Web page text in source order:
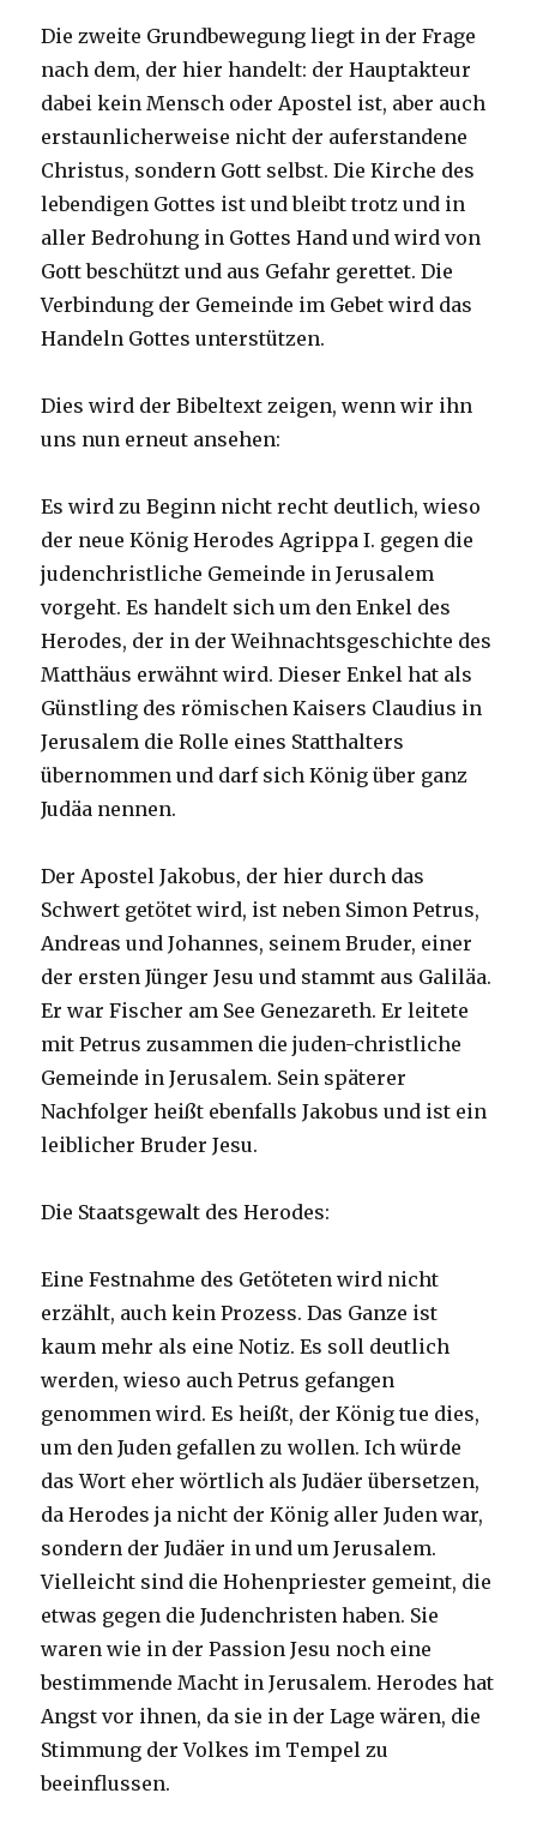
Die zweite Grundbewegung liegt in der Frage
nach dem, der hier handelt: der Hauptakteur
dabei kein Mensch oder Apostel ist, aber auch
erstaunlicherweise nicht der auferstandene
Christus, sondern Gott selbst. Die Kirche des
lebendigen Gottes ist und bleibt trotz und in
aller Bedrohung in Gottes Hand und wird von
Gott beschützt und aus Gefahr gerettet. Die
Verbindung der Gemeinde im Gebet wird das
Handeln Gottes unterstützen.
Dies wird der Bibeltext zeigen, wenn wir ihn
uns nun erneut ansehen:
Es wird zu Beginn nicht recht deutlich, wieso
der neue König Herodes Agrippa I. gegen die
judenchristliche Gemeinde in Jerusalem
vorgeht. Es handelt sich um den Enkel des
Herodes, der in der Weihnachtsgeschichte des
Matthäus erwähnt wird. Dieser Enkel hat als
Günstling des römischen Kaisers Claudius in
Jerusalem die Rolle eines Statthalters
übernommen und darf sich König über ganz
Judäa nennen.
Der Apostel Jakobus, der hier durch das
Schwert getötet wird, ist neben Simon Petrus,
Andreas und Johannes, seinem Bruder, einer
der ersten Jünger Jesu und stammt aus Galiläa.
Er war Fischer am See Genezareth. Er leitete
mit Petrus zusammen die juden-christliche
Gemeinde in Jerusalem. Sein späterer
Nachfolger heißt ebenfalls Jakobus und ist ein
leiblicher Bruder Jesu.
Die Staatsgewalt des Herodes:
Eine Festnahme des Getöteten wird nicht
erzählt, auch kein Prozess. Das Ganze ist
kaum mehr als eine Notiz. Es soll deutlich
werden, wieso auch Petrus gefangen
genommen wird. Es heißt, der König tue dies,
um den Juden gefallen zu wollen. Ich würde
das Wort eher wörtlich als Judäer übersetzen,
da Herodes ja nicht der König aller Juden war,
sondern der Judäer in und um Jerusalem.
Vielleicht sind die Hohenpriester gemeint, die
etwas gegen die Judenchristen haben. Sie
waren wie in der Passion Jesu noch eine
bestimmende Macht in Jerusalem. Herodes hat
Angst vor ihnen, da sie in der Lage wären, die
Stimmung der Volkes im Tempel zu
beeinflussen.